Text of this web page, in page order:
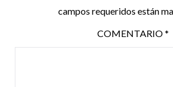
campos requeridos están
COMENTARIO*